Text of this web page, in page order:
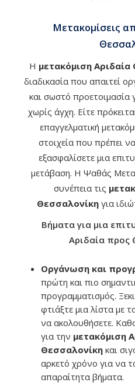
Μετακομίσεις
Η μετακόμιση
διαδικασία που απαιτεί
και σωστό προετοιμασία
χωρίς άγχη. Είτε
επαγγελματική
στοιχεία που πρέπει
εξασφαλίσετε μια
μετάβαση. Η Ψαθάς
συνέπεια τις
Θεσσαλονίκηγια
Βήματα για μια
Αριδαία προς
Οργάνωση και
πρώτη και πιο
προγραμματισμός.
φτιάξτε μια λίστα με
να ακολουθήσετε.
για την μετακόμιση
Θεσσαλονίκη και
αρκετό χρόνο για να
απαραίτητα βήματα.